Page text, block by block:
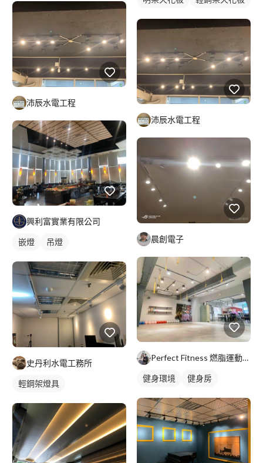
沛辰水電工程
興利富實業有限公司
嵌燈 吊燈
史丹利水電工務所
輕鋼架燈具
沛辰水電工程
晨創電子
Perfect Fitness 燃脂運動教室
健身環境 健身房